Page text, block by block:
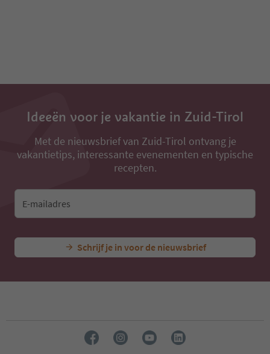
Ideeën voor je vakantie in Zuid-Tirol
Met de nieuwsbrief van Zuid-Tirol ontvang je
vakantietips, interessante evenementen en typische
recepten.
E-mailadres
Schrijf je in voor de nieuwsbrief